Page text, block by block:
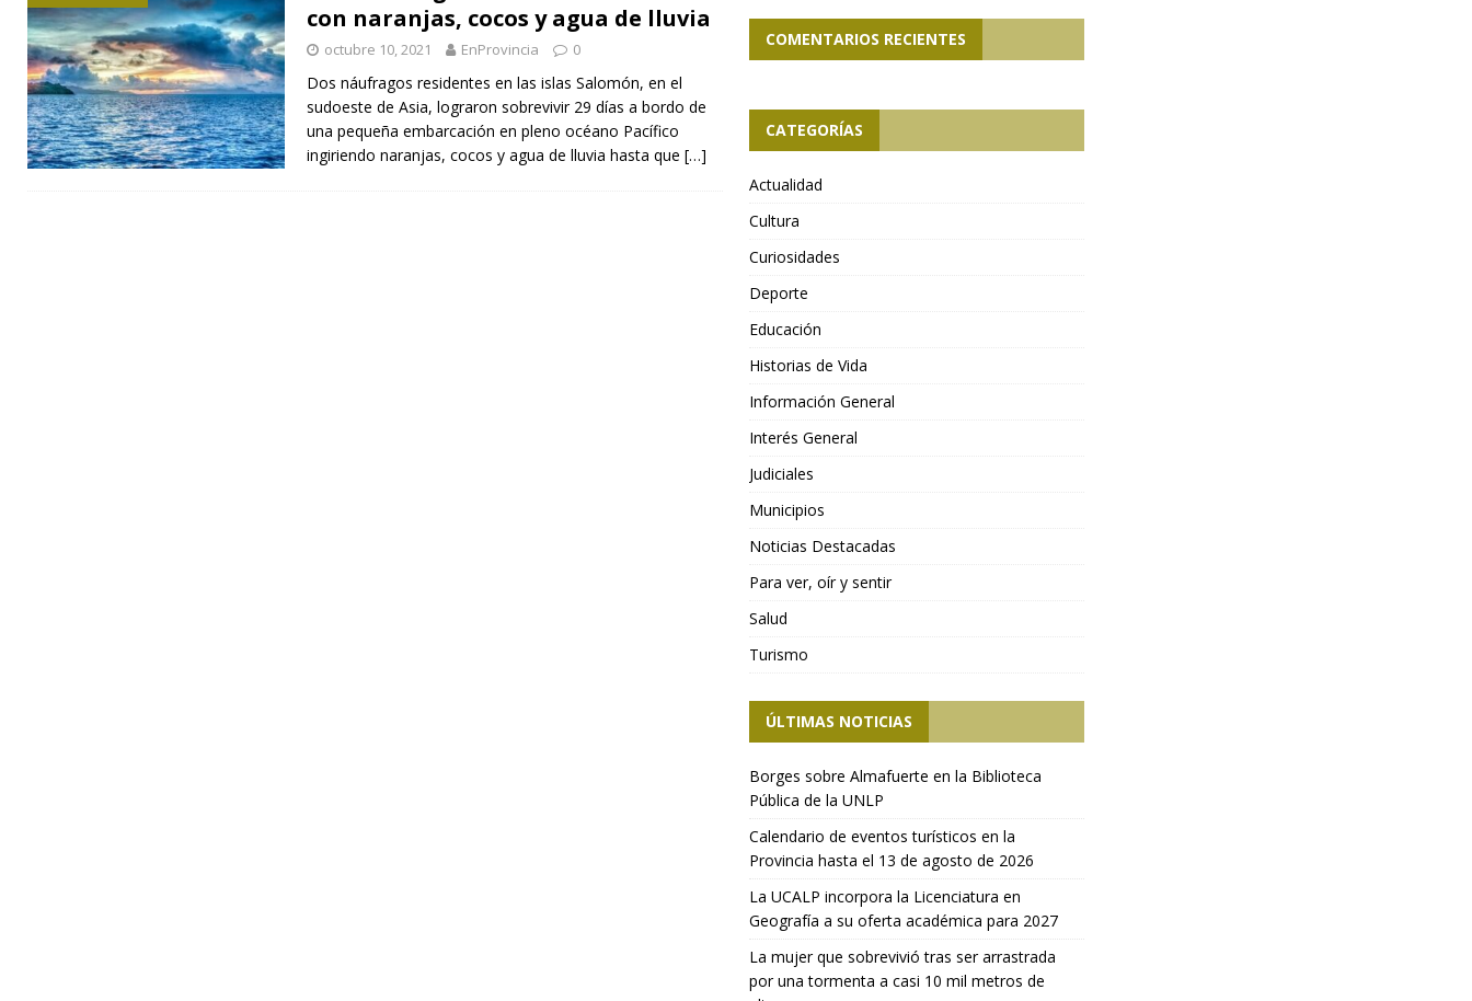
con naranjas, cocos y agua de lluvia
octubre 10, 2021 EnProvincia 0
Dos náufragos residentes en las islas Salomón, en el
sudoeste de Asia, lograron sobrevivir 29 días a bordo de
una pequeña embarcación en pleno océano Pacífico
ingiriendo naranjas, cocos y agua de lluvia hasta que […]
COMENTARIOS RECIENTES
CATEGORÍAS
Actualidad
Cultura
Curiosidades
Deporte
Educación
Historias de Vida
Información General
Interés General
Judiciales
Municipios
Noticias Destacadas
Para ver, oír y sentir
Salud
Turismo
ÚLTIMAS NOTICIAS
Borges sobre Almafuerte en la Biblioteca
Pública de la UNLP
Calendario de eventos turísticos en la
Provincia hasta el 13 de agosto de 2026
La UCALP incorpora la Licenciatura en
Geografía a su oferta académica para 2027
La mujer que sobrevivió tras ser arrastrada
por una tormenta a casi 10 mil metros de